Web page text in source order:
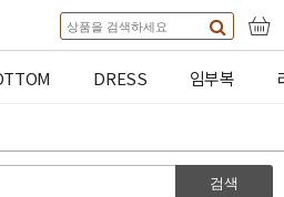
DRESS 임부복
검색